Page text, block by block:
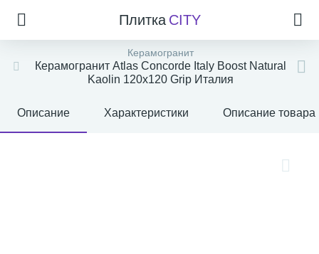
Плитка CITY
Керамогранит
Керамогранит Atlas Concorde Italy Boost Natural
Kaolin 120x120 Grip Италия
Описание Характеристики Описание товара